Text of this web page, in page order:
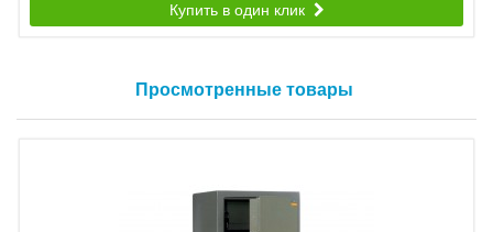
Купить в один клик
Просмотренные товары